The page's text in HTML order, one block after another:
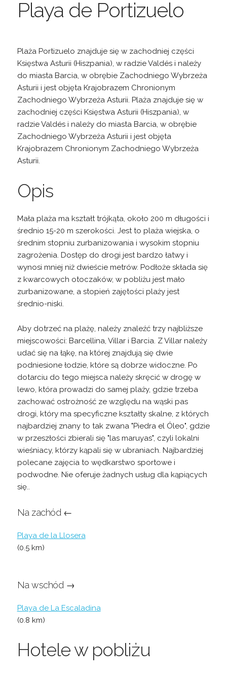
Playa de Portizuelo
Plaża Portizuelo znajduje się w zachodniej części
Księstwa Asturii (Hiszpania), w radzie Valdés i należy
do miasta Barcia, w obrębie Zachodniego Wybrzeża
Asturii i jest objęta Krajobrazem Chronionym
Zachodniego Wybrzeża Asturii. Plaża znajduje się w
zachodniej części Księstwa Asturii (Hiszpania), w
radzie Valdés i należy do miasta Barcia, w obrębie
Zachodniego Wybrzeża Asturii i jest objęta
Krajobrazem Chronionym Zachodniego Wybrzeża
Asturii.
Opis
Mała plaża ma kształt trójkąta, około 200 m długości i
średnio 15-20 m szerokości. Jest to plaża wiejska, o
średnim stopniu zurbanizowania i wysokim stopniu
zagrożenia. Dostęp do drogi jest bardzo łatwy i
wynosi mniej niż dwieście metrów. Podłoże składa się
z kwarcowych otoczaków, w pobliżu jest mało
zurbanizowane, a stopień zajętości plaży jest
średnio-niski.
Aby dotrzeć na plażę, należy znaleźć trzy najbliższe
miejscowości: Barcellina, Villar i Barcia. Z Villar należy
udać się na łąkę, na której znajdują się dwie
podniesione łodzie, które są dobrze widoczne. Po
dotarciu do tego miejsca należy skręcić w drogę w
lewo, która prowadzi do samej plaży, gdzie trzeba
zachować ostrożność ze względu na wąski pas
drogi, który ma specyficzne kształty skalne, z których
najbardziej znany to tak zwana "Piedra el Óleo", gdzie
w przeszłości zbierali się "las maruyas", czyli lokalni
wieśniacy, którzy kąpali się w ubraniach. Najbardziej
polecane zajęcia to wędkarstwo sportowe i
podwodne. Nie oferuje żadnych usług dla kąpiących
się..
Na zachód ←
Playa de la Llosera
(0.5 km)
Na wschód →
Playa de La Escaladina
(0.8 km)
Hotele w pobliżu